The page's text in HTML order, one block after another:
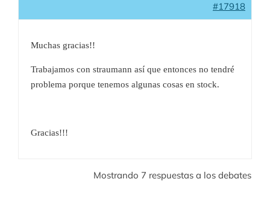
#17918
Muchas gracias!!
Trabajamos con straumann así que entonces no tendré
problema porque tenemos algunas cosas en stock.
Gracias!!!
Mostrando 7 respuestas a los debates